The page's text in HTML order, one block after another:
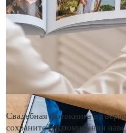
Свадебная фотокнига в
сохраните воспоминания